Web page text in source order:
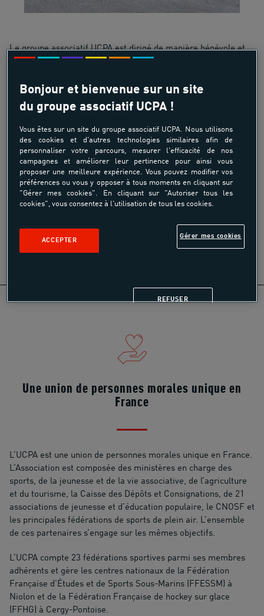
Le groupe associatif UCPA est dirigé de manière bénévole et
N’ayant pas d’actionnaire à rémunérer, à la différence des
du profit. Sa vocation est de servir une autre pratique du sport,
au service de l’intérêt général, vecteur d’éducation pour tous et
facteur d’un meilleur vivre-ensemble.
Reconnue entreprise solidaire d’utilité sociale, les missions
éducatives et le modèle économique désintéressé de l’UCPA lui
générale des finances publiques.
Une union de personnes morales unique en
France
L’UCPA est une union de personnes morales unique en France.
L’Association est composée des ministères en charge des
sports, de la jeunesse et de la vie associative, de l’agriculture
et du tourisme, la Caisse des Dépôts et Consignations, de 21
associations de jeunesse et d’éducation populaire, le CNOSF et
les principales fédérations de sports de plein air. L’ensemble
de ces partenaires s’engage sur les mêmes objectifs.
L’UCPA compte 23 fédérations sportives parmi ses membres
adhérents et gère les centres nationaux de la Fédération
Française d’Études et de Sports Sous-Marins (FFESSM) à
Niolon et de la Fédération Française de hockey sur glace
(FFHG) à Cergy-Pontoise.
Bonjour et bienvenue sur un site
du groupe associatif UCPA !
Vous êtes sur un site du groupe associatif UCPA. Nous utilisons
des cookies et d'autres technologies similaires afin de
personnaliser votre parcours, mesurer l'efficacité de nos
campagnes et améliorer leur pertinence pour ainsi vous
proposer une meilleure expérience. Vous pouvez modifier vos
préférences ou vous y opposer à tous moments en cliquant sur
"Gérer mes cookies". En cliquant sur "Autoriser tous les
cookies", vous consentez à l'utilisation de tous les cookies.
Gérer mes cookies
REFUSER
ACCEPTER